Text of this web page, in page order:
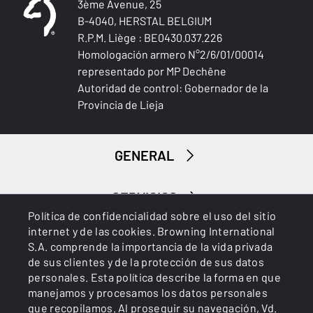
Política de confidencialidad sobre el uso del sitio
internet y de las cookies. Browning International
S.A. comprende la importancia de la vida privada
de sus clientes y de la protección de sus datos
personales. Esta política describe la forma en que
manejamos y procesamos los datos personales
que recopilamos. Al proseguir su navegación, Vd.
3ème Avenue, 25
B-4040, HERSTAL BELGIUM
R.P.M. Liège : BE0430.037.226
Homologación armero N°2/6/01/00014
representado por MP Dechêne
Autoridad de control: Gobernador de la
Provincia de Lieja
GENERAL
SERVICIOS